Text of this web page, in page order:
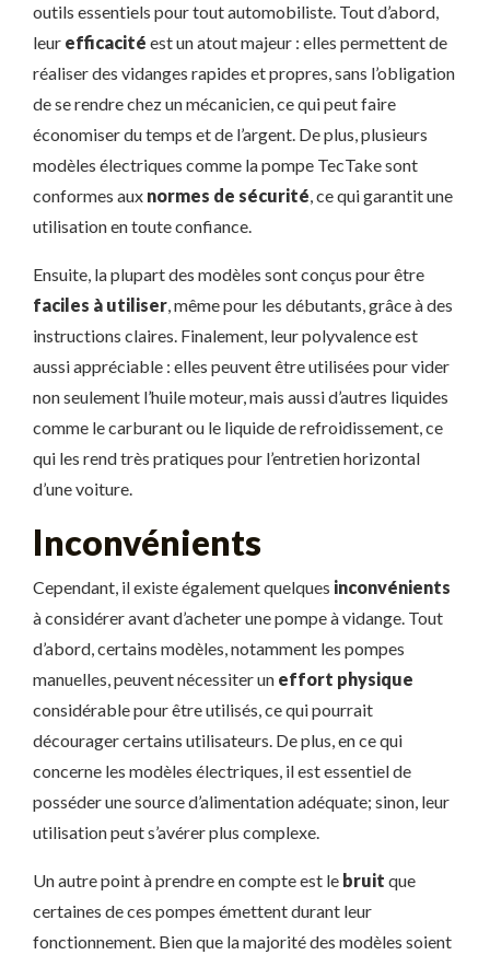
outils essentiels pour tout automobiliste. Tout d’abord,
leur efficacité est un atout majeur : elles permettent de
réaliser des vidanges rapides et propres, sans l’obligation
de se rendre chez un mécanicien, ce qui peut faire
économiser du temps et de l’argent. De plus, plusieurs
modèles électriques comme la pompe TecTake sont
conformes aux normes de sécurité, ce qui garantit une
utilisation en toute confiance.
Ensuite, la plupart des modèles sont conçus pour être
faciles à utiliser, même pour les débutants, grâce à des
instructions claires. Finalement, leur polyvalence est
aussi appréciable : elles peuvent être utilisées pour vider
non seulement l’huile moteur, mais aussi d’autres liquides
comme le carburant ou le liquide de refroidissement, ce
qui les rend très pratiques pour l’entretien horizontal
d’une voiture.
Inconvénients
Cependant, il existe également quelques inconvénients
à considérer avant d’acheter une pompe à vidange. Tout
d’abord, certains modèles, notamment les pompes
manuelles, peuvent nécessiter un effort physique
considérable pour être utilisés, ce qui pourrait
décourager certains utilisateurs. De plus, en ce qui
concerne les modèles électriques, il est essentiel de
posséder une source d’alimentation adéquate; sinon, leur
utilisation peut s’avérer plus complexe.
Un autre point à prendre en compte est le bruit que
certaines de ces pompes émettent durant leur
fonctionnement. Bien que la majorité des modèles soient